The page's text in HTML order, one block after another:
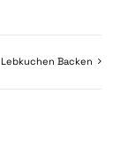
Lebkuchen Backen